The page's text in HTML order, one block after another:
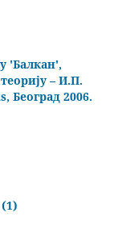
'Балкан',
– И.П.
Београд 2006.